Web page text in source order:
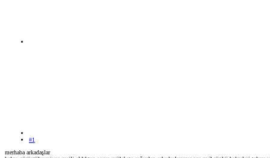
#1
merhaba arkadaşlar